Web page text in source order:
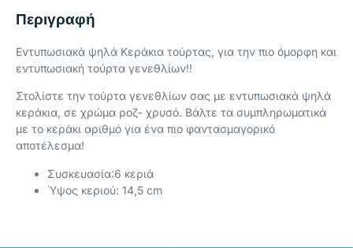
Περιγραφή
Εντυπωσιακά ψηλά Κεράκια τούρτας, για την πιο όμορφη και
εντυπωσιακή τούρτα γενεθλίων!!
Στολίστε την τούρτα γενεθλίων σας με εντυπωσιακά ψηλά
κεράκια, σε χρώμα ροζ- χρυσό. Βάλτε τα συμπληρωματικά
με το κεράκι αριθμό για ένα πιο φαντασμαγορικό
αποτέλεσμα!
Συσκευασία:6 κεριά
Ύψος κεριού: 14,5 cm